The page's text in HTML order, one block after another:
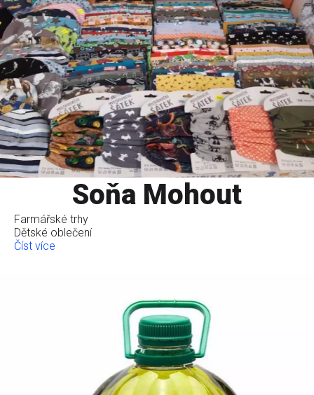
Soňa Mohout
Farmářské trhy
Dětské oblečení
Číst více